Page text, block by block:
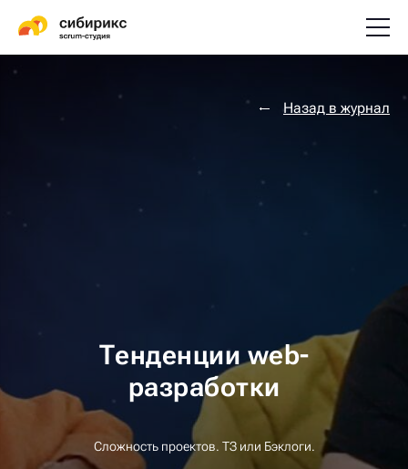
Назад в журнал
Тенденции web-
разработки
Сложность проектов. ТЗ или Бэклоги.